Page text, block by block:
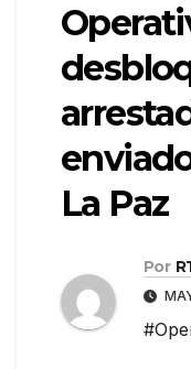
La Paz
Por